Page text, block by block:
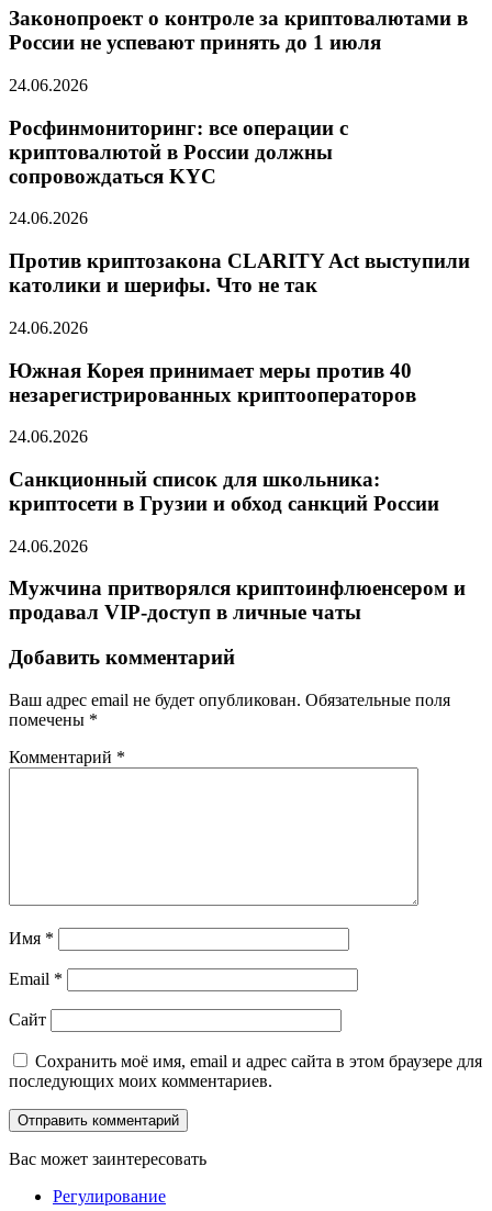
Законопроект о контроле за криптовалютами в
России не успевают принять до 1 июля
24.06.2026
Росфинмониторинг: все операции с
криптовалютой в России должны
сопровождаться KYC
24.06.2026
Против криптозакона CLARITY Act выступили
католики и шерифы. Что не так
24.06.2026
Южная Корея принимает меры против 40
незарегистрированных криптооператоров
24.06.2026
Санкционный список для школьника:
криптосети в Грузии и обход санкций России
24.06.2026
Мужчина притворялся криптоинфлюенсером и
продавал VIP-доступ в личные чаты
Добавить комментарий
Ваш адрес email не будет опубликован. Обязательные поля
помечены *
Комментарий *
Имя *
Email *
Сайт
Сохранить моё имя, email и адрес сайта в этом браузере для
последующих моих комментариев.
Вас может заинтересовать
Регулирование